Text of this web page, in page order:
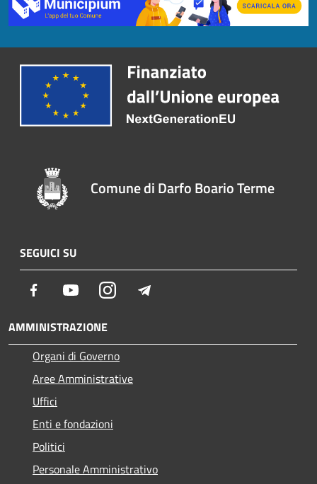
Comune di Darfo Boario Terme
SEGUICI SU
Facebook YoutubeInstagram
AMMINISTRAZIONE
Organi di Governo
Aree Amministrative
Uffici
Enti e fondazioni
Politici
Personale Amministrativo